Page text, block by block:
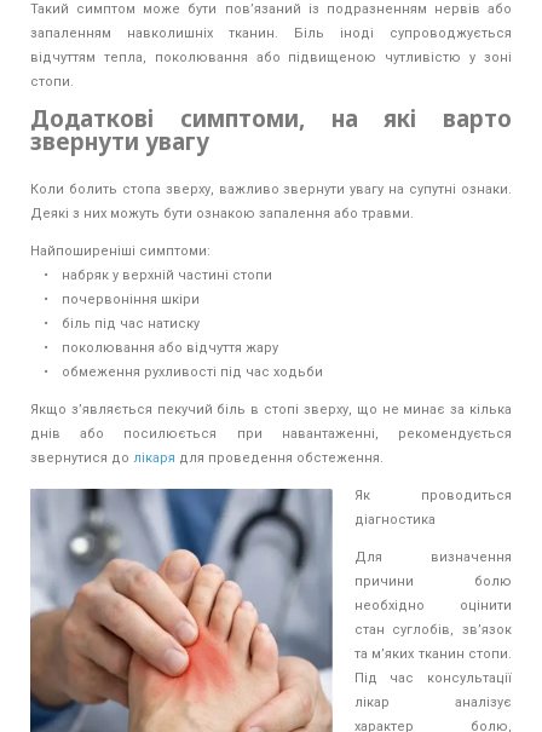
Такий симптом може бути пов’язаний із подразненням нервів або
запаленням навколишніх тканин. Біль іноді супроводжується
відчуттям тепла, поколювання або підвищеною чутливістю у зоні
стопи.
Додаткові симптоми, на які варто
звернути увагу
Коли болить стопа зверху, важливо звернути увагу на супутні ознаки.
Деякі з них можуть бути ознакою запалення або травми.
Найпоширеніші симптоми:
• набряк у верхній частині стопи
• почервоніння шкіри
• біль під час натиску
• поколювання або відчуття жару
• обмеження рухливості під час ходьби
Якщо з’являється пекучий біль в стопі зверху, що не минає за кілька
днів або посилюється при навантаженні, рекомендується
звернутися до лікаря для проведення обстеження.
Як проводиться
діагностика
Для визначення
причини болю
необхідно оцінити
стан суглобів, зв’язок
та м’яких тканин стопи.
Під час консультації
лікар аналізує
характер болю,